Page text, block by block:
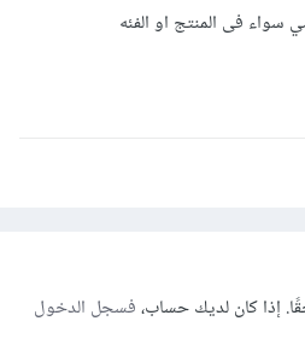
فى المنتج او الفئه
إذا كان لديك حساب،فسجل الدخول